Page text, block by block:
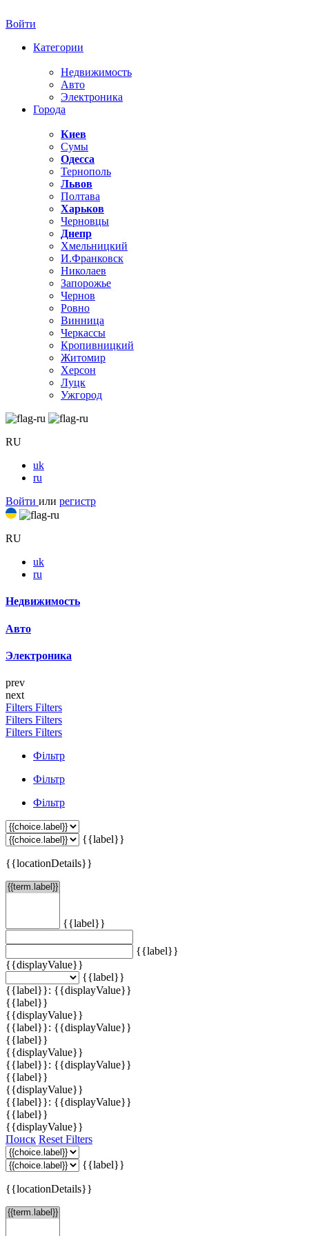
Войти
Категории
Недвижимость
Авто
Электроника
Города
Киев
Сумы
Одесса
Тернополь
Львов
Полтава
Харьков
Черновцы
Днепр
Хмельницкий
И.Франковск
Николаев
Запорожье
Чернов
Ровно
Винница
Черкассы
Кропивницкий
Житомир
Херсон
Луцк
Ужгород
RU
uk
ru
Войти или регистр
RU
uk
ru
Недвижимость
Авто
Электроника
prev
next
Filters Filters
Filters Filters
Filters Filters
Фільтр
Фільтр
Фільтр
{{label}}
{{locationDetails}}
{{label}}
{{label}}
{{displayValue}}
{{label}}
{{label}}: {{displayValue}}
{{label}}
{{displayValue}}
{{label}}: {{displayValue}}
{{label}}
{{displayValue}}
{{label}}: {{displayValue}}
{{label}}
{{displayValue}}
{{label}}: {{displayValue}}
{{label}}
{{displayValue}}
Поиск Reset Filters
{{label}}
{{locationDetails}}